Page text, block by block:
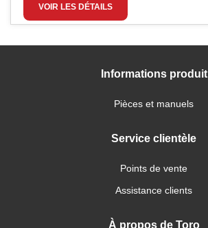
VOIR LES DÉTAILS
Informations produit
Pièces et manuels
Service clientèle
Points de vente
Assistance clients
À propos de Toro